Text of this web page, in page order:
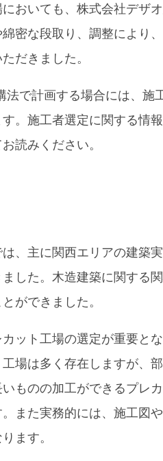
おいても、株式会社デザ
密な段取り、調整により
だきました。
法で計画する場合には、施
。施工者選定に関する情
読みください。
、主に関西エリアの建築
した。木造建築に関する
ができました。
ット工場の選定が重要と
場は多く存在しますが、
ものの加工ができるプレ
また実務的には、施工図
ます。